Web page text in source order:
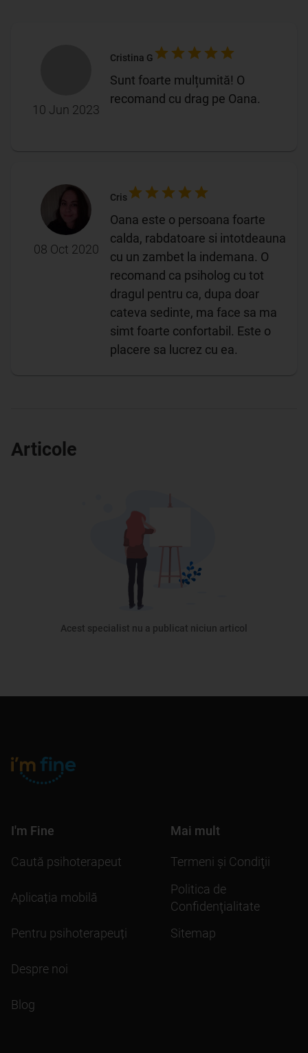
10 Jun 2023
Cristina G
Sunt foarte mulțumită! O
recomand cu drag pe Oana.
08 Oct 2020
Cris
Oana este o persoana foarte
calda, rabdatoare si intotdeauna
cu un zambet la indemana. O
recomand ca psiholog cu tot
dragul pentru ca, dupa doar
cateva sedinte, ma face sa ma
simt foarte confortabil. Este o
placere sa lucrez cu ea.
Articole
Acest specialist nu a publicat niciun articol
I'm Fine
Caută psihoterapeut
Aplicația mobilă
Pentru psihoterapeuți
Despre noi
Blog
Mai mult
Termeni şi Condiţii
Politica de
Confidenţialitate
Sitemap